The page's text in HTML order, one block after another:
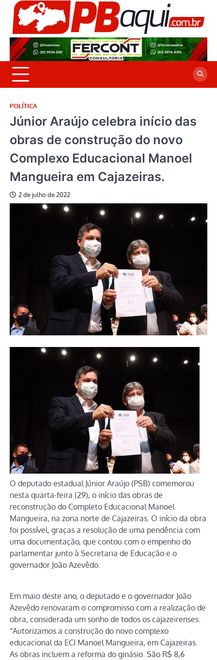
Skip
content
POLÍTICA
Júnior Araújo celebra início das
obras de construção do novo
Complexo Educacional Manoel
Mangueira em Cajazeiras.
2 de julho de 2022
O deputado estadual Júnior Araújo (PSB) comemorou
nesta quarta-feira (29), o início das obras de
reconstrução do Completo Educacional Manoel
Mangueira, na zona norte de Cajazeiras. O início da obra
foi possível, graças a resolução de uma pendência com
uma documentação, que contou com o empenho do
parlamentar junto à Secretaria de Educação e o
governador João Azevêdo.
Em maio deste ano, o deputado e o governador João
Azevêdo renovaram o compromisso com a realização de
obra, considerada um sonho de todos os cajazeirenses.
“Autorizamos a construção do novo complexo
educacional da ECI Manoel Mangueira, em Cajazeiras.
As obras incluem a reforma do ginásio. São R$ 8,6